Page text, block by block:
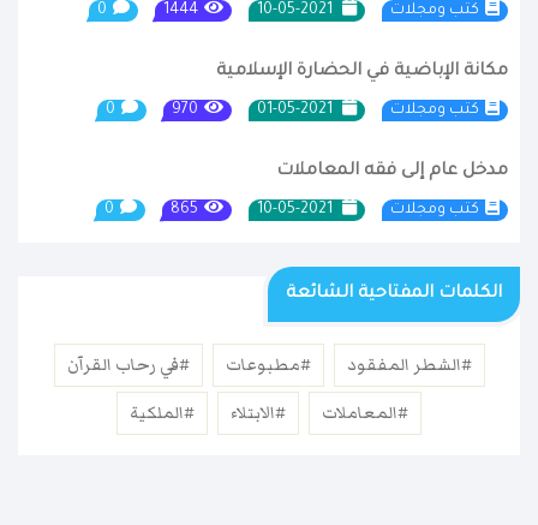
كتب ومجلات 1444
0
مكانة الإباضية في الحضارة الإسلامية
كتب ومجلات 970
0
مدخل عام إلى فقه المعاملات
كتب ومجلات 865
0
الكلمات المفتاحية الشائعة
#الشطر المفقود #مطبوعات
#في رحاب القرآن
#المعاملات
#الابتلاء #الملكية